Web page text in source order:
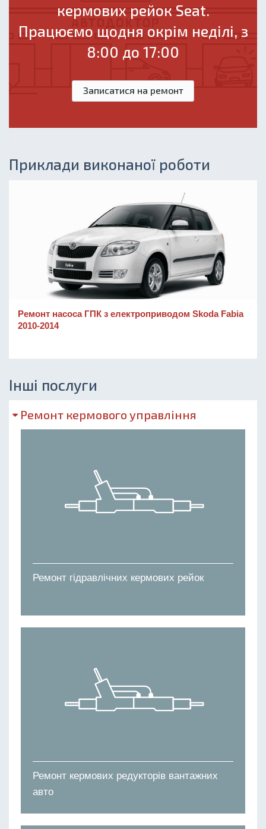
кермових рейок Seat.
Працюємо щодня окрім неділі, з
8:00 до 17:00
Записатися на ремонт
Приклади виконаної роботи
Ремонт насоса ГПК з електроприводом Skoda Fabia
2010-2014
Інші послуги
Ремонт кермового управління
Ремонт гідравлічних кермових рейок
Ремонт кермових редукторів вантажних
авто